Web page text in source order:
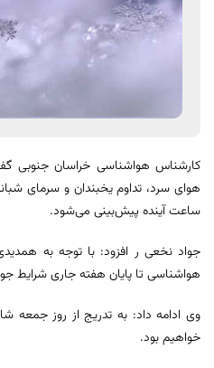
کارشناس هواشناسی خراسان جنوبی
ساعت آینده پیش‌بینی می‌شود.
جواد نخعی ر افزود: با توجه به
هواشناسی تا پایان هفته جاری شرایط
وی ادامه داد: به تدریج از روز جمعه
خواهیم بود.